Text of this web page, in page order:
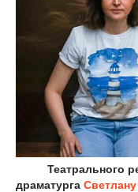
Театрального
драматурга